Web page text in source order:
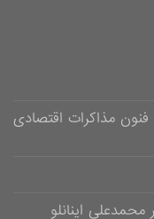
فنون مذاکرات اقتصادی
اینانلو